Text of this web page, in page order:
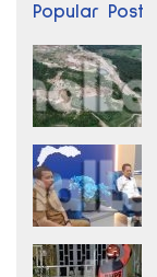
Popular Post